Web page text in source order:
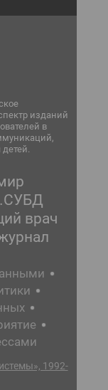
изданий
в
врач
1992-